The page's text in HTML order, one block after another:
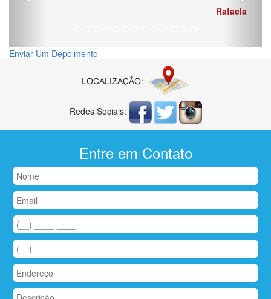
Rafaela
Enviar Um Depoimento
Redes Sociais:
Entre em Contato